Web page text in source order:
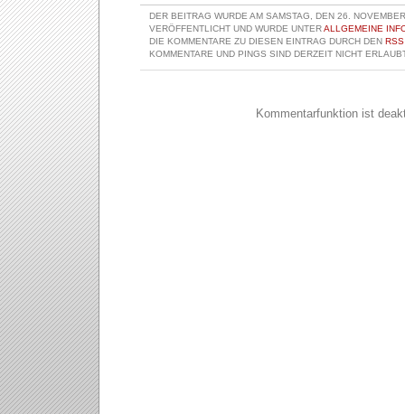
DER BEITRAG WURDE AM SAMSTAG, DEN 26.
VERÖFFENTLICHT UND WURDE UNTERALLGEMEINE
DIE KOMMENTARE ZU DIESEN EINTRAG DURCH DEN
KOMMENTARE UND PINGS SIND DERZEIT NICHT
Kommentarfunktion ist